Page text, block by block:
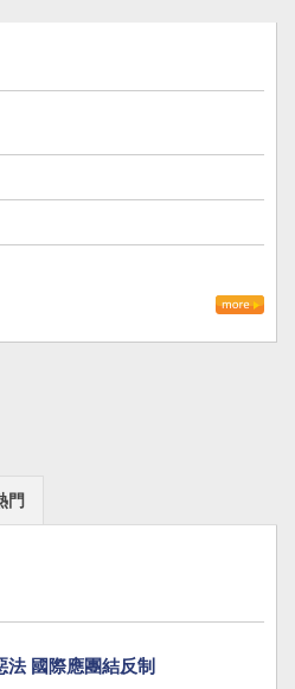
門
法 國際應團結反制